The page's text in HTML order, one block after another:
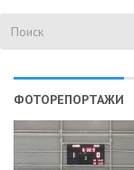
ФОТОРЕПОРТАЖИ